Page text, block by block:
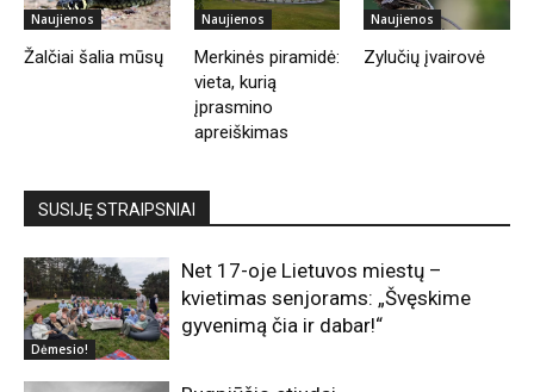
Naujienos
Žalčiai šalia mūsų
Naujienos
Merkinės piramidė:
vieta, kurią
įprasmino
apreiškimas
Naujienos
Zylučių įvairovė
SUSIJĘ STRAIPSNIAI
Dėmesio!
Net 17-oje Lietuvos miestų –
kvietimas senjorams: „Švęskime
gyvenimą čia ir dabar!“